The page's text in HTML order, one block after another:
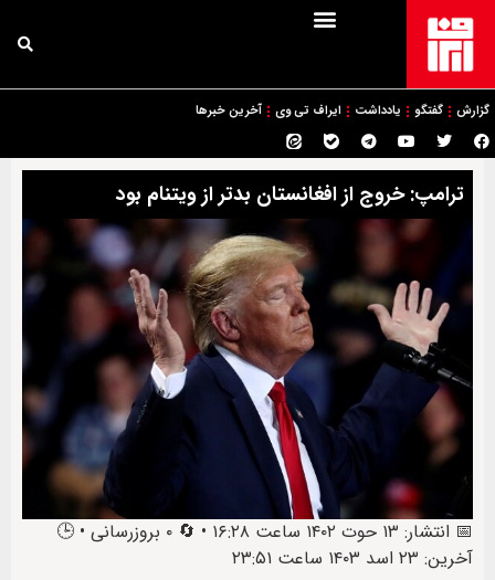
گزارش گفتگو یادداشت ایراف تی وی آخرین خبرها
ترامپ: خروج از افغانستان بدتر از ویتنام بود
📅 انتشار: ۱۳ حوت ۱۴۰۲ ساعت ۱۶:۲۸ • 🔄 ۰ بروزرسانی • 🕒
آخرین: ۲۳ اسد ۱۴۰۳ ساعت ۲۳:۵۱